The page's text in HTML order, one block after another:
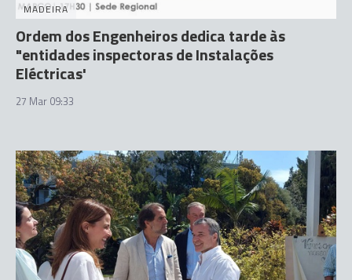
MADEIRA
Ordem dos Engenheiros dedica tarde às
"entidades inspectoras de Instalações
Eléctricas'
27 Mar 09:33